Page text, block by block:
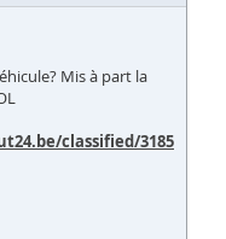
Mis à part la
classified/3185